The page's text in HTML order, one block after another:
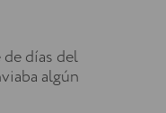
días del
algún